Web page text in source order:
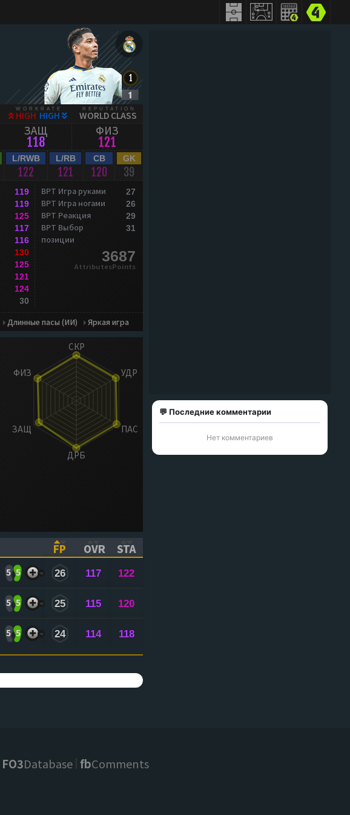
WORKRATE
HIGH HIGH
REPUTATION
WORLD CLASS
ЗАЩ
118
ФИЗ
121
L/RWB
122
L/RB
121
CB
120
GK
39
119
119
125
117
116
130
125
121
124
30
ВРТ Игра руками 27
ВРТ Игра ногами 26
ВРТ Реакция 29
ВРТ Выбор
позиции
31
3687
AttributesPoints
Длинные пасы (ИИ) Яркая игра
FP
OVR
STA
5 5 26 117 122
5 5 25 115 120
5 5 24 114 118
💬 Последние комментарии
Нет комментариев
FO3Database fbComments